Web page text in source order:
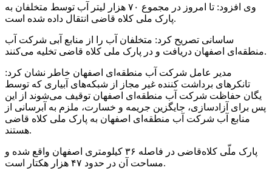
وی افزود: تا امروز در مجموع ۷۰ هزار لیتر آب توسط متخلفان به
پارک ملی کلاه قاضی انتقال داده شده است.
ساسانی تصریح کرد: متخلفان آب را از منابع آبی شرکت آب
منطقه‌ای اصفهان دریافت و در پارک ملی کلاه قاضی تخلیه می‌کنند.
مدیر عامل شرکت آب منطقه‌ای اصفهان خاطر نشان کرد:
تانکرهای برداشت کننده غیر مجاز از شبکه‌های آبیاری که توسط
یگان حفاظت شرکت آب منطقه‌ای اصفهان توقیف می‌شوند از این
پس برای آزادسازی، جایگزین جریمه و خسارت، ملزم به آبرسانی از
منابع آب شرکت آب منطقه‌ای اصفهان به پارک ملی کلاه قاضی
هستند.
پارک ملّی کلاه‌قاضی در فاصله ۳۶ کیلومتری اصفهان واقع شده و
مساحت آن در حدود ۴۷ هزار هکتار است.